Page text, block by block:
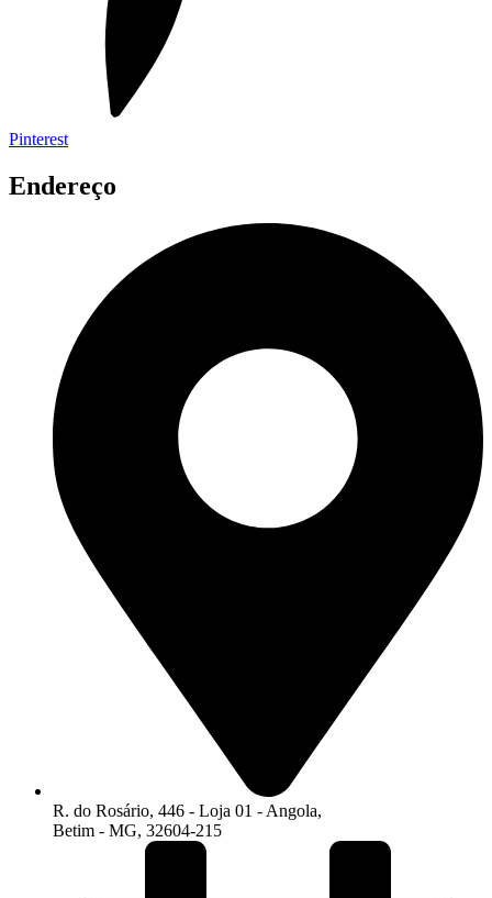
Pinterest
Endereço
R. do Rosário, 446 - Loja 01 - Angola,
Betim - MG, 32604-215